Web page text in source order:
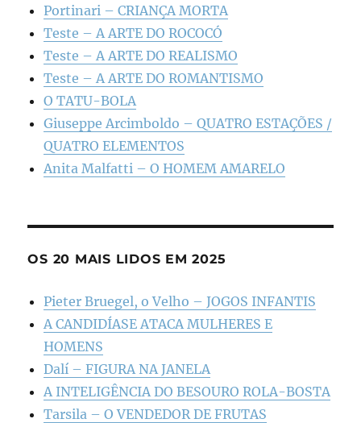
Portinari – CRIANÇA MORTA
Teste – A ARTE DO ROCOCÓ
Teste – A ARTE DO REALISMO
Teste – A ARTE DO ROMANTISMO
O TATU-BOLA
Giuseppe Arcimboldo – QUATRO ESTAÇÕES /
QUATRO ELEMENTOS
Anita Malfatti – O HOMEM AMARELO
OS 20 MAIS LIDOS EM 2025
Pieter Bruegel, o Velho – JOGOS INFANTIS
A CANDIDÍASE ATACA MULHERES E
HOMENS
Dalí – FIGURA NA JANELA
A INTELIGÊNCIA DO BESOURO ROLA-BOSTA
Tarsila – O VENDEDOR DE FRUTAS